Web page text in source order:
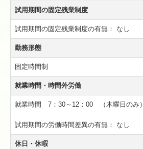
試用期間の固定残業制度
試用期間の固定残業制度の有無： なし
勤務形態
固定時間制
就業時間・時間外労働
就業時間 7：30～12：00 （木曜日のみ）
試用期間の労働時間差異の有無： なし
休日・休暇